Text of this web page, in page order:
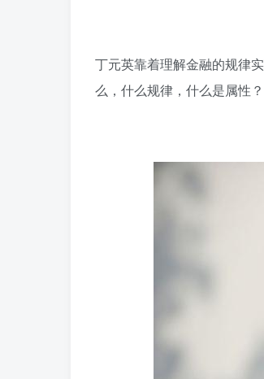
丁元英靠着理解金融的规律
么，什么规律，什么是属性